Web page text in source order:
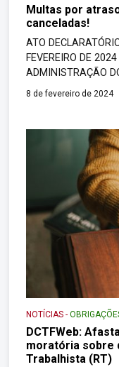
Multas por
canceladas!
ATO
FEVEREIRO DE
ADMINISTRAÇÃO
das atribuições
Portaria ME nº
8 de fevereiro de 2024
NOTÍCIAS -
DCTFWeb:
moratória sobre
Trabalhista (RT)